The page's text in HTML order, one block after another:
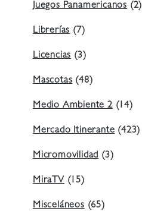
Juegos Panamericanos (2)
Librerías (7)
Licencias (3)
Mascotas (48)
Medio Ambiente 2(14)
Mercado Itinerante (423)
Micromovilidad (3)
MiraTV (15)
Misceláneos (65)